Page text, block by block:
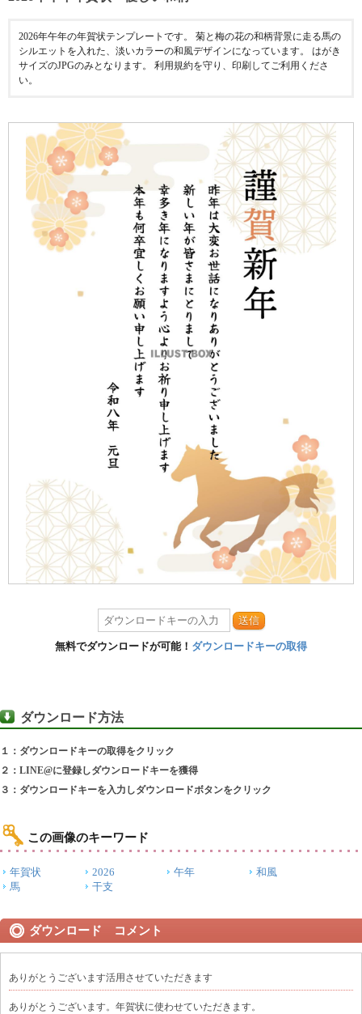
2026年午年の年賀状テンプレートです。 菊と梅の花の和柄背景に走る馬の
シルエットを入れた、淡いカラーの和風デザインになっています。 はがき
サイズのJPGのみとなります。 利用規約を守り、印刷してご利用くださ
い。
送信
無料でダウンロードが可能！ ダウンロードキーの取得
ダウンロード方法
１：ダウンロードキーの取得をクリック
２：LINE@に登録しダウンロードキーを獲得
３：ダウンロードキーを入力しダウンロードボタンをクリック
この画像のキーワード
年賀状 2026 午年
和風
馬
干支
ダウンロード コメント
ありがとうございます活用させていただきます
ありがとうございます。年賀状に使わせていただきます。